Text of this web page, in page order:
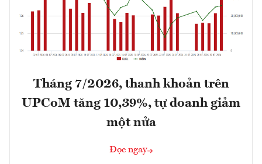
Tháng 7/2026, thanh khoản trên
UPCoM tăng 10,39%, tự doanh giảm
một nửa
Đọc ngay